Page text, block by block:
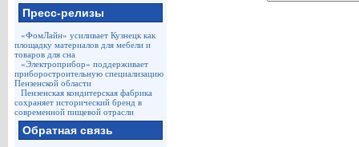
Пресс-релизы
«ФомЛайн» усиливает Кузнецк как
площадку материалов для мебели и
товаров для сна
«Электроприбор» поддерживает
приборостроительную специализацию
Пензенской области
Пензенская кондитерская фабрика
сохраняет исторический бренд в
современной пищевой отрасли
Обратная связь